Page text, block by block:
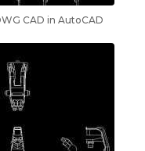
CAD in AutoCAD